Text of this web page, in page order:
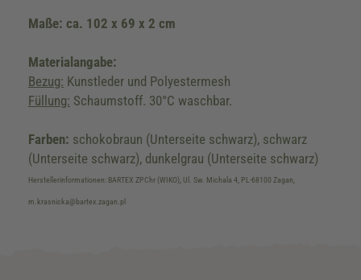
Maße: ca. 102 x 69 x 2 cm
Materialangabe:
Bezug: Kunstleder und Polyestermesh
Füllung: Schaumstoff. 30°C waschbar.
Farben: schokobraun (Unterseite schwarz), schwarz
(Unterseite schwarz), dunkelgrau (Unterseite schwarz)
Herstellerinformationen: BARTEX ZPChr (WIKO), Ul. Sw. Michala 4, PL-68100 Zagan,
m.krasnicka@bartex.zagan.pl